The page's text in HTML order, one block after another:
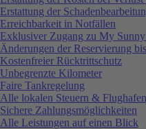
Erstattung der
Erreichbarkeit in Notfällen
Exklusiver Zugang zu My
Änderungen der Reservierung
Kostenfreier Rücktrittschutz
Unbegrenzte Kilometer
Faire Tankregelung
Alle lokalen Steuern &
Sichere Zahlungsmöglichkeiten
Alle Leistungen auf einen Blick